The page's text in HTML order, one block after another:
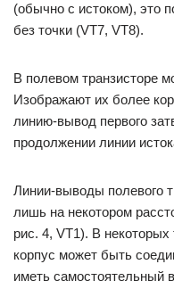
(обычно с истоком), это
без точки (VT7, VT8).
В полевом транзисторе
Изображают их более
линию-вывод первого
продолжении линии
Линии-выводы полевого
лишь на некотором
рис. 4, VT1). В
корпус может быть
иметь самостоятельный